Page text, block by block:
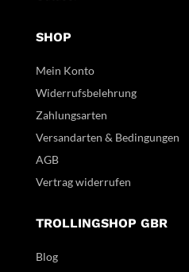
SHOP
Mein Konto
Widerrufsbelehrung
Zahlungsarten
Versandarten & Bedingungen
AGB
Vertrag widerrufen
TROLLINGSHOP GBR
Blog